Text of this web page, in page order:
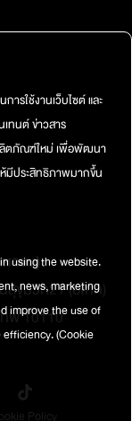
าชน)
สุขุมวิท21 (อโศก)
ทพ 10110
Policy
ารใช้งานเว็บไซต์ และ
ทนต์ ข่าวสาร
ลิตภัณฑ์ใหม่ เพื่อพัฒนา
มีประสิทธิภาพมากขึ้น
using the website.
news, marketing
improve the use of
(Cookie